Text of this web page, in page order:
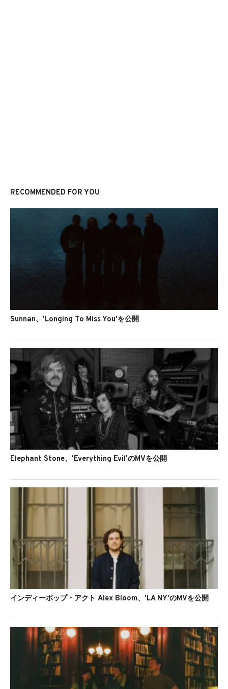
RECOMMENDED FOR YOU
Sunnan、'Longing To Miss You'を公開
Elephant Stone、'Everything Evil'のMVを公開
インディーポップ・アクト Alex Bloom、'LA NY'のMVを公開